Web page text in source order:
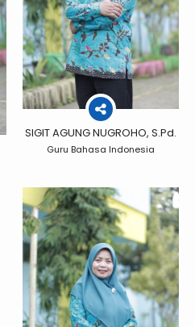
SIGIT AGUNG NUGROHO, S.Pd.
Guru Bahasa Indonesia